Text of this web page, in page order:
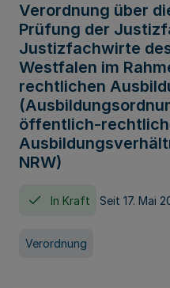
Verordnung über
Prüfung der
Justizfachwirte
Westfalen im
rechtlichen
öffentlich-
NRW)
In Kraft Seit 17. Mai
Verordnung